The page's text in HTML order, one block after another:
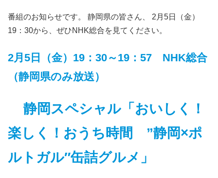
番組のお知らせです。 静岡県の皆さん、 2月5日（金）
19：30から、ぜひNHK総合を見てください。
2月5日（金）19：30～19：57 NHK総合
（静岡県のみ放送）
静岡スペシャル「おいしく！
楽しく！おうち時間 ”静岡×ポ
ルトガル″缶詰グルメ」